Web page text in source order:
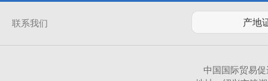
联系我们
中国国际贸易